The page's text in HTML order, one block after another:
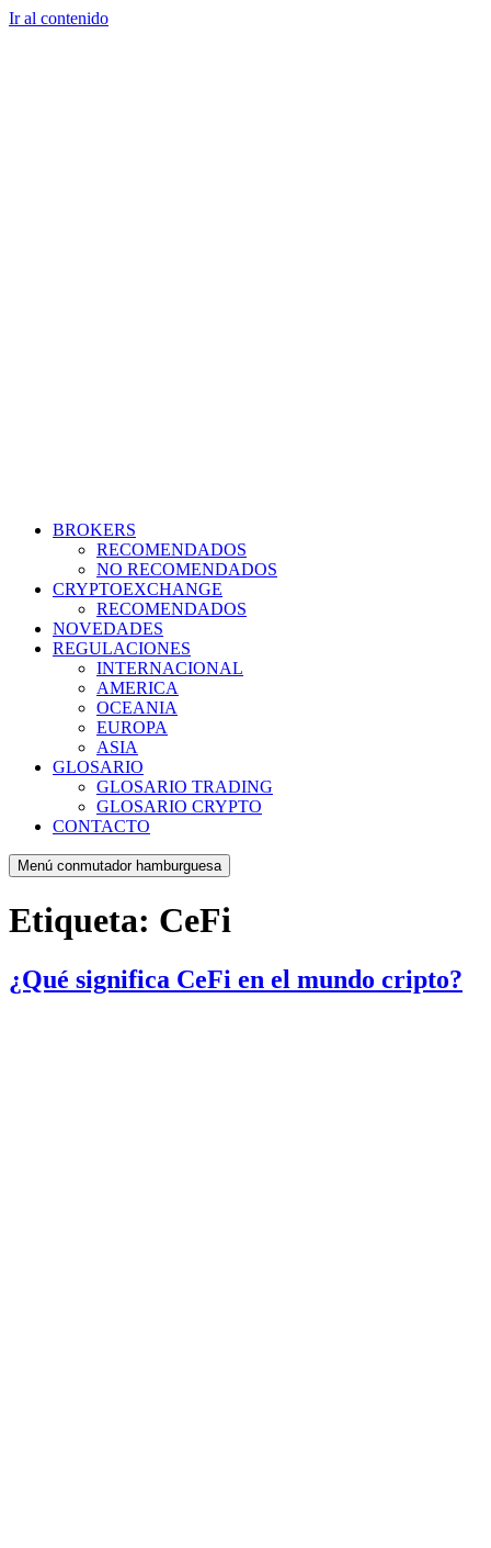
Ir al contenido
BROKERS
RECOMENDADOS
NO RECOMENDADOS
CRYPTOEXCHANGE
RECOMENDADOS
NOVEDADES
REGULACIONES
INTERNACIONAL
AMERICA
OCEANIA
EUROPA
ASIA
GLOSARIO
GLOSARIO TRADING
GLOSARIO CRYPTO
CONTACTO
Menú conmutador hamburguesa
Etiqueta: CeFi
¿Qué significa CeFi en el mundo cripto?